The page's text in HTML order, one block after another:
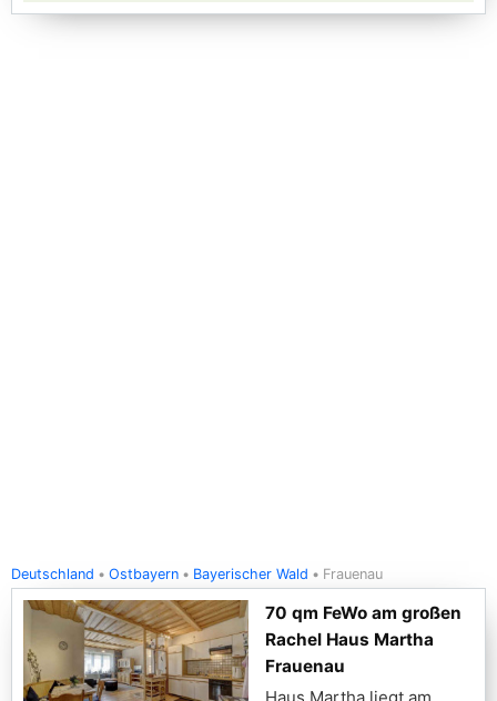
Deutschland Ostbayern Bayerischer Wald Frauenau
70 qm FeWo am großen
Rachel Haus Martha
Frauenau